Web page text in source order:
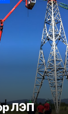
ЛЭП